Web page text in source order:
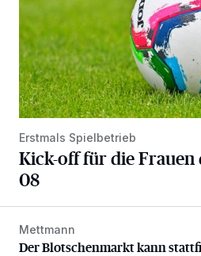
Erstmals Spielbetrieb
Kick-off für die Frauen
08
Der Blotschenmarkt kann
Mettmann
Der Blotschenmarkt kann